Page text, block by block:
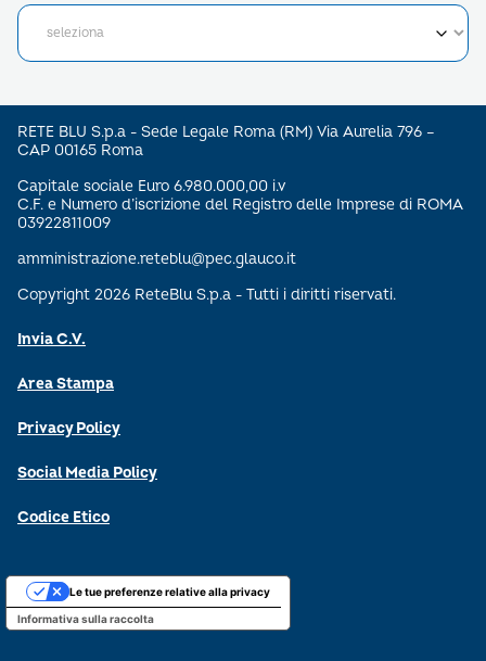
RETE BLU S.p.a - Sede Legale Roma (RM) Via Aurelia 796 –
CAP 00165 Roma
Capitale sociale Euro 6.980.000,00 i.v
C.F. e Numero d’iscrizione del Registro delle Imprese di ROMA
03922811009
amministrazione.reteblu@pec.glauco.it
Copyright 2026 ReteBlu S.p.a - Tutti i diritti riservati.
Invia C.V.
Area Stampa
Privacy Policy
Social Media Policy
Codice Etico
Informativa sulla raccolta
Le tue preferenze relative alla privacy